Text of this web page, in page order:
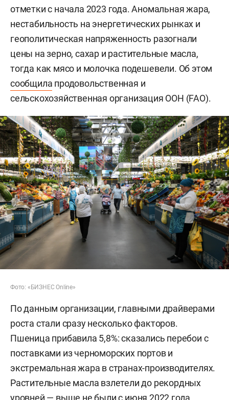
отметки с начала 2023 года. Аномальная жара,
нестабильность на энергетических рынках и
геополитическая напряженность разогнали
цены на зерно, сахар и растительные масла,
тогда как мясо и молочка подешевели. Об этом
сообщила продовольственная и
сельскохозяйственная организация ООН (FAO).
Фото: «БИЗНЕС Online»
По данным организации, главными драйверами
роста стали сразу несколько факторов.
Пшеница прибавила 5,8%: сказались перебои с
поставками из черноморских портов и
экстремальная жара в странах-производителях.
Растительные масла взлетели до рекордных
уровней — выше не были с июня 2022 года.